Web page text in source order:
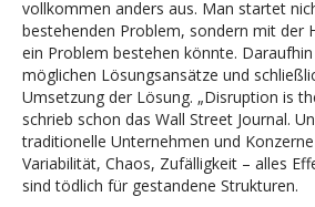
vollkommen anders aus. Man startet
bestehenden Problem, sondern mit der
ein Problem bestehen könnte.
möglichen Lösungsansätze und
Umsetzung der Lösung. „Disruption is
schrieb schon das Wall Street Journal.
traditionelle Unternehmen und
Variabilität, Chaos, Zufälligkeit – alles
sind tödlich für gestandene Strukturen.